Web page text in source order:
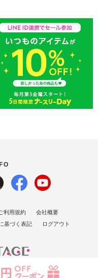
利用規約
会社概要
基づく表記 ログアウト